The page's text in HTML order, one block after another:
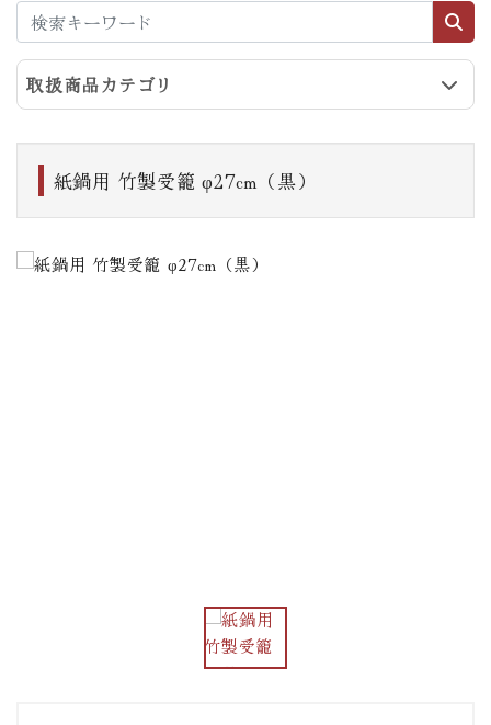
取扱商品カテゴリ
紙鍋用 竹製受籠 φ27cm（黒）